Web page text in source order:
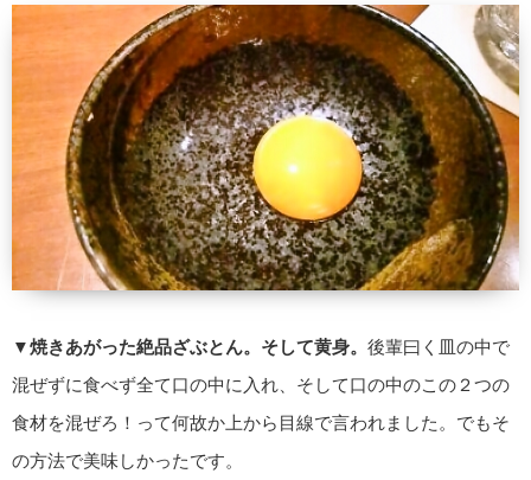
▼焼きあがった絶品ざぶとん。そして黄身。 後輩曰く皿の中で
混ぜずに食べず全て口の中に入れ、そして口の中のこの２つの
食材を混ぜろ！って何故か上から目線で言われました。でもそ
の方法で美味しかったです。